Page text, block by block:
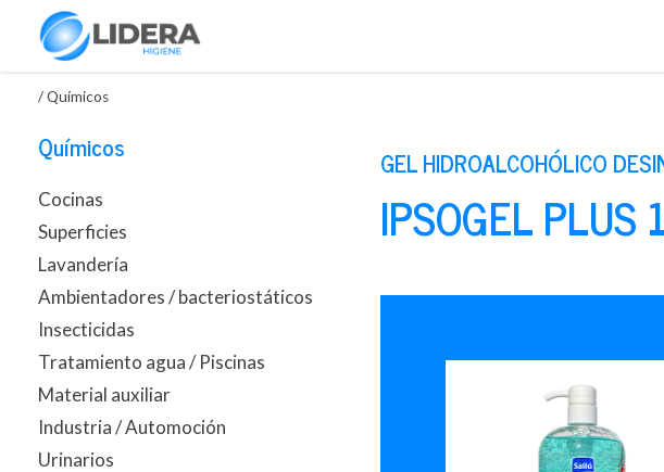
/Químicos
Químicos
Cocinas
Superficies
Lavandería
Ambientadores / bacteriostáticos
Insecticidas
Tratamiento agua / Piscinas
Material auxiliar
Industria / Automoción
Urinarios
GEL HIDROALCOHÓLICO
IPSOGEL